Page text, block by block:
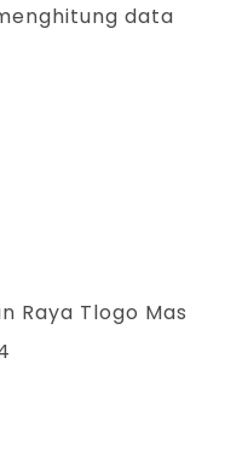
data
Raya Tlogo Mas